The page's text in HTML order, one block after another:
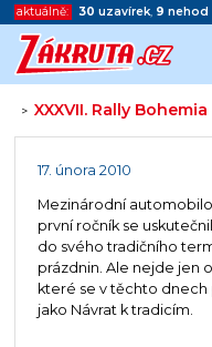
aktuálně: 30 uzavírek, 9 nehod
>XXXVII. Rally
Začátek
17. února 2010
Mezinárodní
první ročník se
do svého tradičního
prázdnin. Ale nejde jen
které se v těchto
jako Návrat k tradicím.